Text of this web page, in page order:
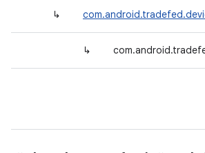
↳
↳